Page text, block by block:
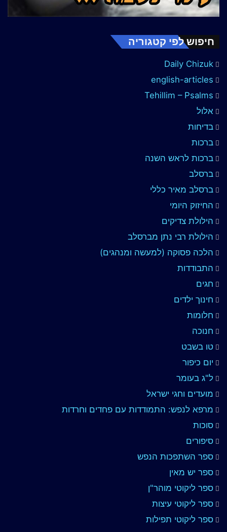
חיפוש לפי קטגוריה
Daily Chizuk
english-articles
Tehillim – Psalms
אלול
בדיחות
ברכות
ברכות לראש השנה
ברסלב
ברסלב מאיר כללי
החיזוק היומי
הילולת צדיקים
הילולת רבי נתן מברסלב
הלכה פסוקה (למעשה ומנהגים)
התבודדות
חגים
חינוך ילדים
חלומות
חנוכה
טו בשבט
יום כיפור
ל"ג בעומר
מועדים וחגי ישראל
מרפא לנפש: התמודדות עם פחדים וחרדות
סוכות
סיפורים
ספר השתפכות הנפש
ספר יש מאין
ספר ליקוטי מוהר"ן
ספר ליקוטי עיצות
ספר ליקוטי תפילות